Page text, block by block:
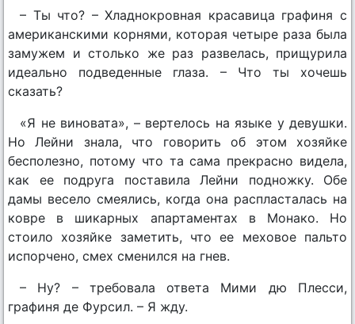
– Ты что? – Хладнокровная красавица графиня с
американскими корнями, которая четыре раза была
замужем и столько же раз развелась, прищурила
идеально подведенные глаза. – Что ты хочешь
сказать?
«Я не виновата», – вертелось на языке у девушки.
Но Лейни знала, что говорить об этом хозяйке
бесполезно, потому что та сама прекрасно видела,
как ее подруга поставила Лейни подножку. Обе
дамы весело смеялись, когда она распласталась на
ковре в шикарных апартаментах в Монако. Но
стоило хозяйке заметить, что ее меховое пальто
испорчено, смех сменился на гнев.
– Ну? – требовала ответа Мими дю Плесси,
графиня де Фурсил. – Я жду.